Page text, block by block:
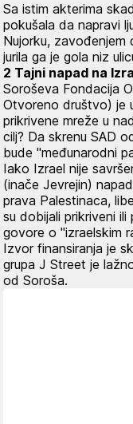
Sa istim akterima
pokušala da napravi
Nujorku,
jurila ga je gola niz
2 Tajni napad na
Soroševa Fondacija
Otvoreno društvo) je
prikrivene mreže u
cilj? Da skrenu SAD
bude "međunarodni
Iako Izrael nije
(inače Jevrejin)
prava Palestinaca,
su dobijali prikriveni
govore o "izraelskim
Izvor finansiranja je
grupa J Street je
od Soroša.